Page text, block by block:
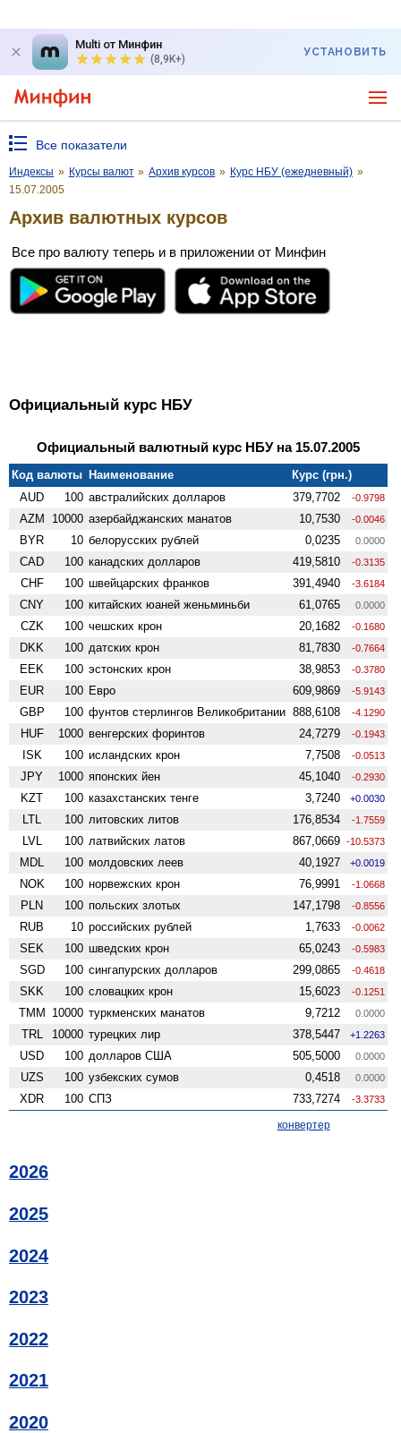
Multi от Минфин
(8,9K+)
УСТАНОВИТЬ
Все показатели
Индексы » Курсы валют » Архив курсов » Курс НБУ (ежедневный) »
15.07.2005
Архив валютных курсов
Все про валюту теперь и в приложении от Минфин
Официальный курс НБУ
Официальный валютный курс НБУ на 15.07.2005
Код валюты Наименование
Курс (грн.)
AUD
100 австралийских долларов 379,7702 -0.9798
AZM 10000 азербайджанских манатов 10,7530 -0.0046
BYR 10 белорусских рублей 0,0235 0.0000
CAD 100 канадских долларов 419,5810 -0.3135
CHF 100 швейцарских франков 391,4940 -3.6184
CNY 100 китайских юаней женьминьби 61,0765 0.0000
CZK 100 чешских крон 20,1682 -0.1680
DKK 100 датских крон 81,7830 -0.7664
EEK 100 эстонских крон 38,9853 -0.3780
EUR 100 Евро 609,9869 -5.9143
GBP 100 фунтов стерлингов Велико­британии 888,6108 -4.1290
HUF 1000 венгерских форинтов 24,7279 -0.1943
ISK 100 исландских крон 7,7508 -0.0513
JPY 1000 японских йен 45,1040 -0.2930
KZT 100 казахстанских тенге 3,7240 +0.0030
LTL 100 литовских литов 176,8534 -1.7559
LVL 100 латвийских латов 867,0669 -10.5373
MDL 100 молдовских леев 40,1927 +0.0019
NOK 100 норвежских крон 76,9991 -1.0668
PLN 100 польских злотых 147,1798 -0.8556
RUB 10 российских рублей 1,7633 -0.0062
SEK 100 шведских крон 65,0243 -0.5983
SGD 100 сингапурских долларов 299,0865 -0.4618
SKK 100 словацких крон 15,6023 -0.1251
TMM 10000 туркменских манатов 9,7212 0.0000
TRL 10000 турецких лир 378,5447 +1.2263
USD 100 долларов США 505,5000 0.0000
UZS 100 узбекских сумов 0,4518 0.0000
XDR 100 СПЗ 733,7274 -3.3733
конвертер
2026
2025
2024
2023
2022
2021
2020